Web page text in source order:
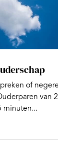
of
van
minuten...